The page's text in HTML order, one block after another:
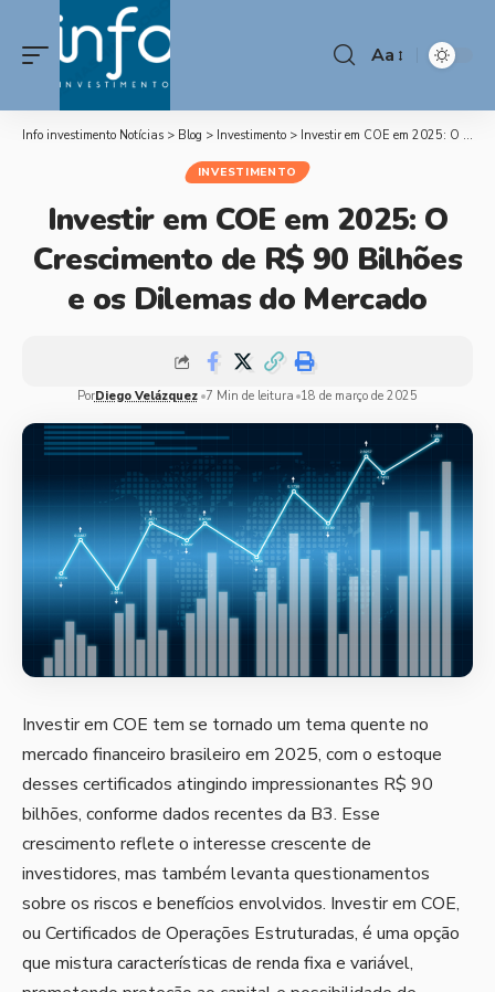
Aa
Info investimento Notícias > Blog > Investimento > Investir em COE em 2025: O Crescimento de R$ 90 Bilhões e os Dilemas do Mercado
INVESTIMENTO
Investir em COE em 2025: O
Crescimento de R$ 90 Bilhões
e os Dilemas do Mercado
PorDiego Velázquez 7 Min de leitura 18 de março de 2025
Investir em COE tem se tornado um tema quente no
mercado financeiro brasileiro em 2025, com o estoque
desses certificados atingindo impressionantes R$ 90
bilhões, conforme dados recentes da B3. Esse
crescimento reflete o interesse crescente de
investidores, mas também levanta questionamentos
sobre os riscos e benefícios envolvidos. Investir em COE,
ou Certificados de Operações Estruturadas, é uma opção
que mistura características de renda fixa e variável,